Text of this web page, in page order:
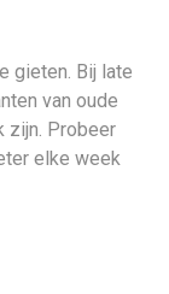
gieten. Bij late
van oude
zijn. Probeer
elke week